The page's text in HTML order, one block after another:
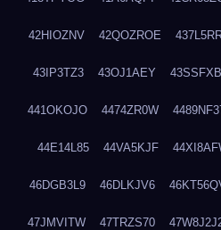
42HIOZNV 42QOZROE
43IP3TZ3 43OJ1AEY
441OKOJO 4474ZR0W
44E14L85 44VA5KJF
46DGB3L9 46DLKJV6
47JMVITW 47TRZS70